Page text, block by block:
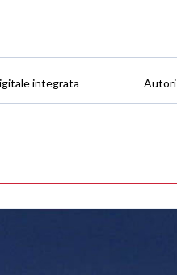
integrata Autori